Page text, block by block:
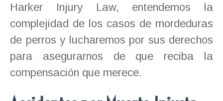
Harker Injury Law, entendemos la
complejidad de los casos de mordeduras
de perros y lucharemos por sus derechos
para asegurarnos de que reciba la
compensación que merece.